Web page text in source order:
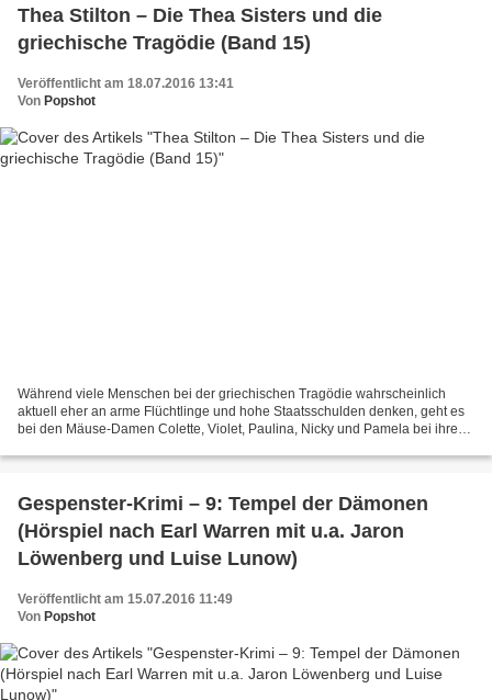
Thea Stilton – Die Thea Sisters und die
griechische Tragödie (Band 15)
Veröffentlicht am 18.07.2016 13:41
Von Popshot
Während viele Menschen bei der griechischen Tragödie wahrscheinlich
aktuell eher an arme Flüchtlinge und hohe Staatsschulden denken, geht es
bei den Mäuse-Damen Colette, Violet, Paulina, Nicky und Pamela bei ihrem
Gespenster-Krimi – 9: Tempel der Dämonen
(Hörspiel nach Earl Warren mit u.a. Jaron
Löwenberg und Luise Lunow)
Veröffentlicht am 15.07.2016 11:49
Von Popshot